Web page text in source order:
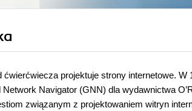
ćwierćwiecza projektuje strony internetowe.
Navigator (GNN) dla wydawnictwa
związanym z projektowaniem witryn